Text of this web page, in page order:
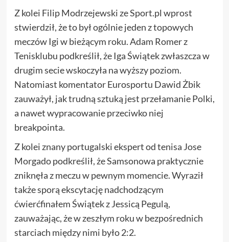
Z kolei Filip Modrzejewski ze Sport.pl wprost
stwierdził, że to był ogólnie jeden z topowych
meczów Igi w bieżącym roku. Adam Romer z
Tenisklubu podkreślił, że Iga Świątek zwłaszcza w
drugim secie wskoczyła na wyższy poziom.
Natomiast komentator Eurosportu Dawid Żbik
zauważył, jak trudną sztuką jest przełamanie Polki,
a nawet wypracowanie przeciwko niej
breakpointa.
Z kolei znany portugalski ekspert od tenisa Jose
Morgado podkreślił, że Samsonowa praktycznie
zniknęła z meczu w pewnym momencie. Wyraził
także sporą ekscytację nadchodzącym
ćwierćfinałem Świątek z Jessicą Pegulą,
zauważając, że w zeszłym roku w bezpośrednich
starciach między nimi było 2:2.